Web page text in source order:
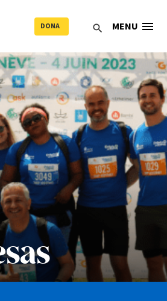
search
DONA MENU menu